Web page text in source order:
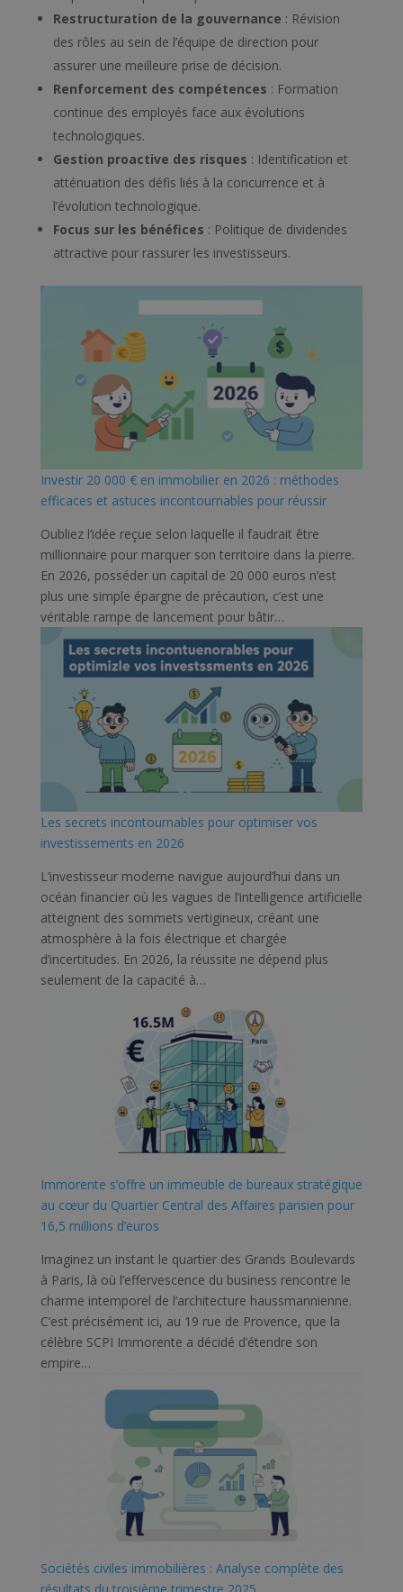
Restructuration de la gouvernance : Révision
des rôles au sein de l’équipe de direction pour
assurer une meilleure prise de décision.
Renforcement des compétences : Formation
continue des employés face aux évolutions
technologiques.
Gestion proactive des risques : Identification et
atténuation des défis liés à la concurrence et à
l’évolution technologique.
Focus sur les bénéfices : Politique de dividendes
attractive pour rassurer les investisseurs.
Investir 20 000 € en immobilier en 2026 : méthodes
efficaces et astuces incontournables pour réussir
Oubliez l’idée reçue selon laquelle il faudrait être
millionnaire pour marquer son territoire dans la pierre.
En 2026, posséder un capital de 20 000 euros n’est
plus une simple épargne de précaution, c’est une
véritable rampe de lancement pour bâtir…
Les secrets incontournables pour optimiser vos
investissements en 2026
L’investisseur moderne navigue aujourd’hui dans un
océan financier où les vagues de l’intelligence artificielle
atteignent des sommets vertigineux, créant une
atmosphère à la fois électrique et chargée
d’incertitudes. En 2026, la réussite ne dépend plus
seulement de la capacité à…
Immorente s’offre un immeuble de bureaux stratégique
au cœur du Quartier Central des Affaires parisien pour
16,5 millions d’euros
Imaginez un instant le quartier des Grands Boulevards
à Paris, là où l’effervescence du business rencontre le
charme intemporel de l’architecture haussmannienne.
C’est précisément ici, au 19 rue de Provence, que la
célèbre SCPI Immorente a décidé d’étendre son
empire…
Sociétés civiles immobilières : Analyse complète des